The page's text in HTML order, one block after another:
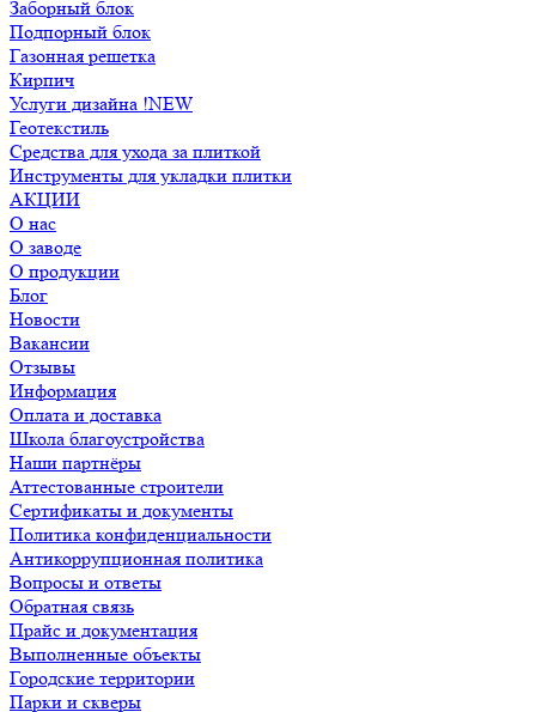
Заборный блок
Подпорный блок
Газонная решетка
Кирпич
Услуги дизайна !NEW
Геотекстиль
Средства для ухода за плиткой
Инструменты для укладки плитки
АКЦИИ
О нас
О заводе
О продукции
Блог
Новости
Вакансии
Отзывы
Информация
Оплата и доставка
Школа благоустройства
Наши партнёры
Аттестованные строители
Сертификаты и документы
Политика конфиденциальности
Антикоррупционная политика
Вопросы и ответы
Обратная связь
Прайс и документация
Выполненные объекты
Городские территории
Парки и скверы